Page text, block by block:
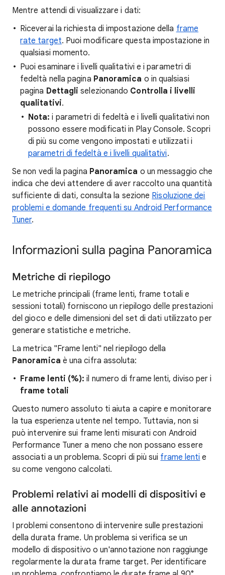
Mentre attendi di visualizzare i dati:
Riceverai la richiesta di impostazione della frame
rate target. Puoi modificare questa impostazione in
qualsiasi momento.
Puoi esaminare i livelli qualitativi e i parametri di
fedeltà nella pagina Panoramica o in qualsiasi
pagina Dettagliselezionando Controlla i livelli
qualitativi.
Nota: i parametri di fedeltà e i livelli qualitativi non
possono essere modificati in Play Console. Scopri
di più su come vengono impostati e utilizzati i
parametri di fedeltà e i livelli qualitativi.
Se non vedi la pagina Panoramica o un messaggio che
indica che devi attendere di aver raccolto una quantità
sufficiente di dati, consulta la sezione Risoluzione dei
problemi e domande frequenti su Android Performance
Tuner.
Informazioni sulla pagina Panoramica
Metriche di riepilogo
Le metriche principali (frame lenti, frame totali e
sessioni totali) forniscono un riepilogo delle prestazioni
del gioco e delle dimensioni del set di dati utilizzato per
generare statistiche e metriche.
La metrica "Frame lenti" nel riepilogo della
Panoramica è una cifra assoluta:
Frame lenti (%): il numero di frame lenti, diviso per i
frame totali
Questo numero assoluto ti aiuta a capire e monitorare
la tua esperienza utente nel tempo. Tuttavia, non si
può intervenire sui frame lenti misurati con Android
Performance Tuner a meno che non possano essere
associati a un problema. Scopri di più sui frame lenti e
su come vengono calcolati.
Problemi relativi ai modelli di dispositivi e
alle annotazioni
I problemi consentono di intervenire sulle prestazioni
della durata frame. Un problema si verifica se un
modello di dispositivo o un'annotazione non raggiunge
regolarmente la durata frame target. Per identificare